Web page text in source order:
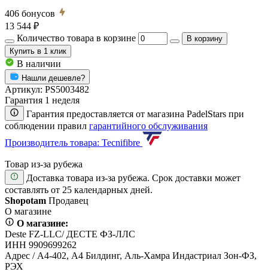
406 бонусов
13 544 ₽
Количество товара в корзине
В корзину
Купить в 1 клик
В наличии
Нашли дешевле?
Артикул: PS5003482
Гарантия 1 неделя
Гарантия предоставляется от магазина PadelStars при
соблюдении правил гарантийного обслуживания
Производитель товара: Tecnifibre
Товар из-за рубежа
Доставка товара из-за рубежа. Срок доставки может
составлять от 25 календарных дней.
Shopotam Продавец
О магазине
О магазине:
Deste FZ-LLC/ ДЕСТЕ ФЗ-ЛЛС
ИНН 9909699262
Адрес / А4-402, А4 Билдинг, Аль-Хамра Индастриал Зон-ФЗ,
РЭХ